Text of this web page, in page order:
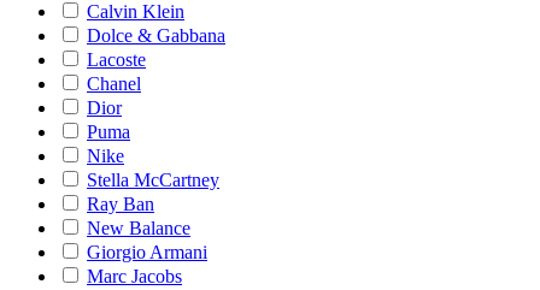
Calvin Klein
Dolce & Gabbana
Lacoste
Chanel
Dior
Puma
Nike
Stella McCartney
Ray Ban
New Balance
Giorgio Armani
Marc Jacobs